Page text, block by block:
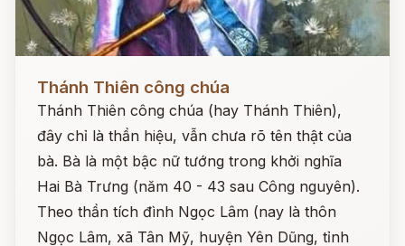
Thánh Thiên công chúa
Thánh Thiên công chúa (hay Thánh Thiên),
đây chỉ là thần hiệu, vẫn chưa rõ tên thật của
bà. Bà là một bậc nữ tướng trong khởi nghĩa
Hai Bà Trưng (năm 40 - 43 sau Công nguyên).
Theo thần tích đình Ngọc Lâm (nay là thôn
Ngọc Lâm, xã Tân Mỹ, huyện Yên Dũng, tỉnh